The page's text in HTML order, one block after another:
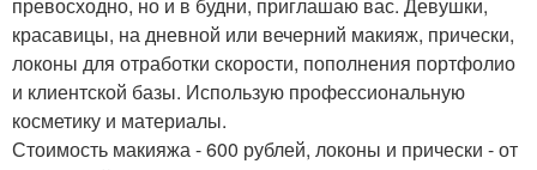
красавицы, на дневной или вечерний макияж, прически,
локоны для отработки скорости, пополнения портфолио
и клиентской базы. Использую профессиональную
косметику и материалы.
Стоимость макияжа - 600 рублей, локоны и прически - от